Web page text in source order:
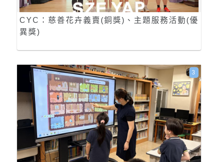
CYC：慈善花卉義賣(銅獎)、主題服務活動(優
異獎)
3